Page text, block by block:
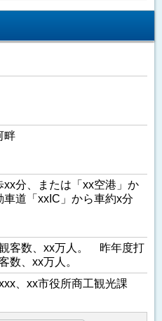
畔
分、または「xx空港」か
道「xxIC」から車約x分
客数、xx万人。 昨年度打
、xx万人。
、xx市役所商工観光課